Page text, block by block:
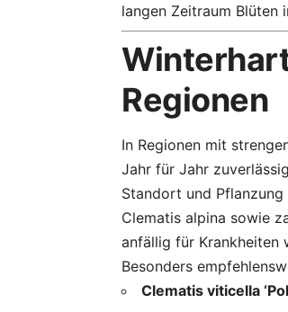
langen Zeitraum Blüten
Regionen
In Regionen mit
Jahr für Jahr
Standort und
Clematis alpina sowie
anfällig für Krankheiten
Besonders
Clematis viticella